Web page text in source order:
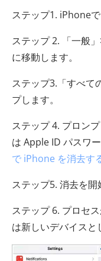
ステップ1. iPhoneで
ステップ 2. 「一般
に移動します。
ステップ3.「すべて
プします。
ステップ 4. プロン
は Apple ID パスワ
で iPhone を消去す
ステップ5. 消去を開
ステップ 6. プロセ
は新しいデバイスと